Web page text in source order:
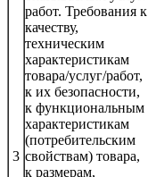
3
работ. Требования к
качеству,
техническим
характеристикам
товара/услуг/работ,
к их безопасности,
к функциональным
характеристикам
(потребительским
свойствам) товара,
к размерам,